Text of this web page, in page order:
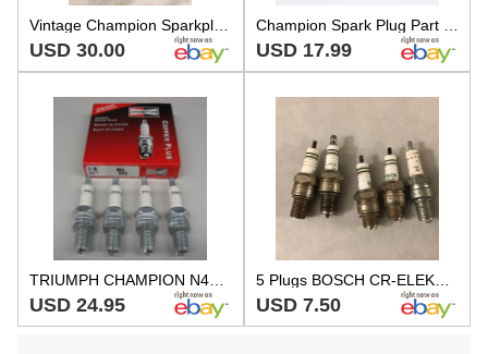
Vintage Champion Sparkplug N57
USD 30.00 USD 17.99
TRIUMPH CHAMPION N4C SPARK PLUG 57-79 T110 TR6 T120 T100 650 750 500 ALLOY HEADS
USD 24.95 USD 7.50